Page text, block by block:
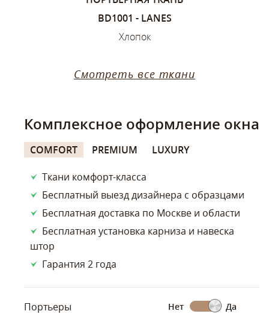
BD1001 - LANES
Хлопок
Смотреть все ткани
Комплексное оформление окна
COMFORT PREMIUM LUXURY
Ткани комфорт-класса
Бесплатный выезд дизайнера с образцами
Бесплатная доставка по Москве и области
Бесплатная установка карниза и навеска
штор
Гарантия 2 года
Портьеры Нет Да